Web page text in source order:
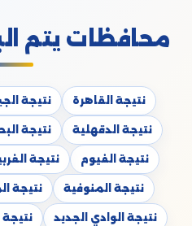
محافظات يتم
نتيجة القاهرة نتيجة
نتيجة الدقهلية نتيجة
نتيجة الفيوم نتيجة
نتيجة المنوفية نتيجة
نتيجة الوادي الجديد